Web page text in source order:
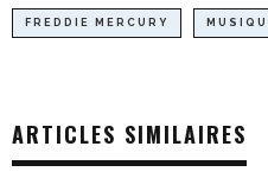
FREDDIE MERCURY
ARTICLES SIMILAIRES